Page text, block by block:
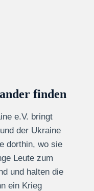
finden
e.V. bringt
der Ukraine
dorthin, wo sie
Leute zum
und halten die
ein Krieg